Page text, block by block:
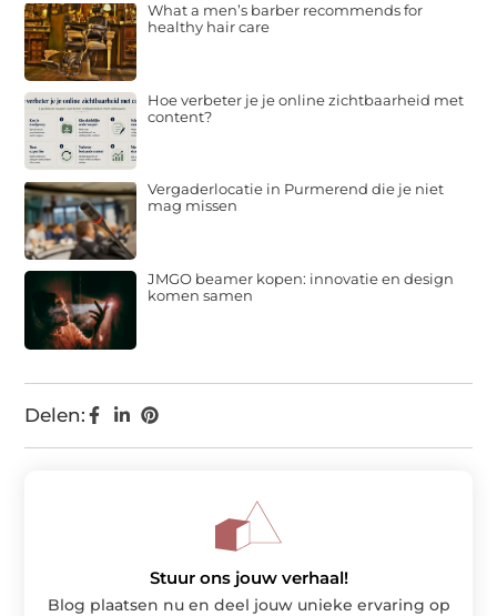
Delen:
What a men’s barber recommends for
healthy hair care
Hoe verbeter je je online zichtbaarheid met
content?
Vergaderlocatie in Purmerend die je niet
mag missen
JMGO beamer kopen: innovatie en design
komen samen
Stuur ons jouw verhaal!
Blog plaatsen nu en deel jouw unieke ervaring op